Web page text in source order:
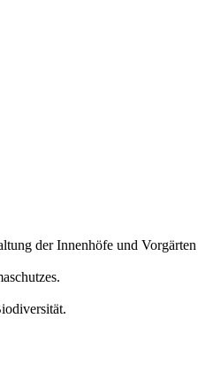
der Innenhöfe und